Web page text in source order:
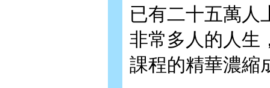
已有二十五萬人
非常多人的人生
課程的精華濃縮